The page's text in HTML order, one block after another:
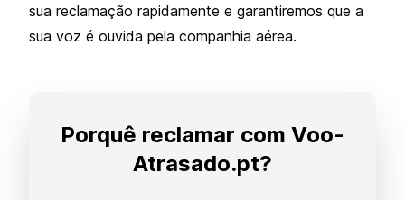
sua reclamação rapidamente e garantiremos que a
sua voz é ouvida pela companhia aérea.
Porquê reclamar com Voo-
Atrasado.pt?